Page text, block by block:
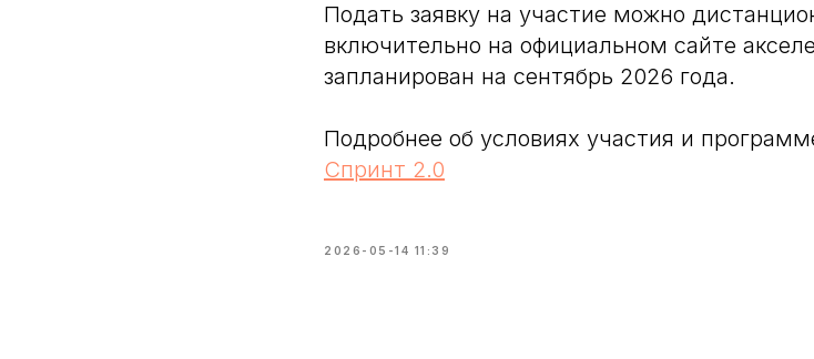
Подать заявку на участие можно
включительно на официальном сайте
запланирован на сентябрь 2026 года.
Подробнее об условиях участия и
Спринт 2.0
2026-05-14 11:39